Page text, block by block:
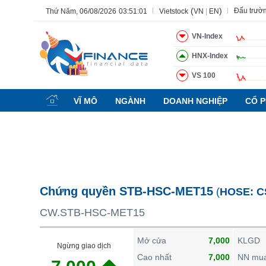
Thứ Năm, 06/08/2026 03:51:02 Vietstock (VN EN) Đấu
VN-Index
HNX-Index
VS 100
VĨ MÔ NGÀNH DOANH NGHIỆP CỔ
Chứng quyền STB-HSC-MET15 (HOSE:
CW.STB-HSC-MET15
Ngừng giao dịch
Mở cửa
7,000
Cao nhất
7,000
KLGD
NN
Tính năng Ngành Mã chứng khoán Lãnh
BẤT ĐỘNG SẢN
TÀI CHÍNH
KINH TẾ